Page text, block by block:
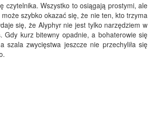
czytelnika. Wszystko to osiągają prostymi, ale
szybko okazać się, że nie ten, kto trzyma
się, że Alyphyr nie jest tylko narzędziem w
Gdy kurz bitewny opadnie, a bohaterowie się
zwycięstwa jeszcze nie przechyliła się